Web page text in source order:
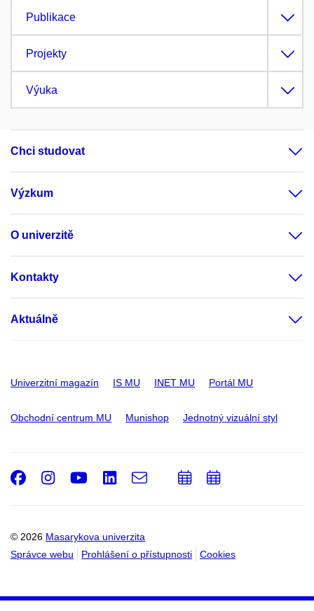
Publikace
Projekty
Výuka
Chci studovat
Výzkum
O univerzitě
Kontakty
Aktuálně
Univerzitní magazín IS MU INET MU Portál MU
Obchodní centrum MU Munishop Jednotný vizuální styl
© 2026 Masarykova univerzita
Správce webu
Prohlášení o přístupnosti Cookies
Facebook
Instagram
Youtube
LinkedIn
e-
PřidatPřidat